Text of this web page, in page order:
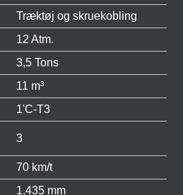
Træktøj og skruekobling
12 Atm.
3,5 Tons
11 m³
1'C-T3
3
70 km/t
1.435 mm